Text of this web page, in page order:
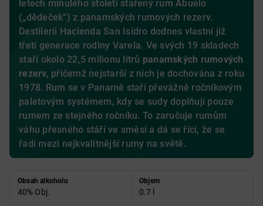
letech minulého století stařený rum Abuelo
(„dědeček“) z panamských rumových rezerv.
Destilerii Hacienda San Isidro dodnes vlastní již
třetí generace rodiny Varela. Ve svých 19 skladech
staří okolo 22,5 milionu litrů panamských rumových
rezerv, přičemž nejstarší z nich je dochována z roku
1978. Rum se v Panamě staří převážně ročníkovým
paletovým systémem, kdy se sudy doplňují pouze
rumem ze stejného ročníku. To zaručuje rumům
váhu přesného stáří ve směsi a dá se říci, že se
řadí mezi nejkvalitnější rumy na světě.
Obsah alkoholu
40% Obj.
Objem
0.7 l